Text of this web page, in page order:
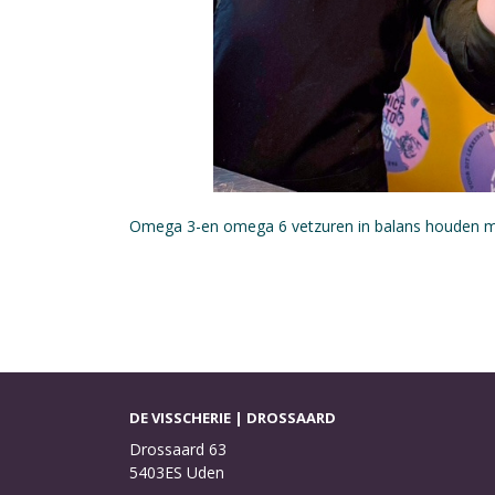
Omega 3-en omega 6 vetzuren in balans houden
DE VISSCHERIE | DROSSAARD
Drossaard 63
5403ES Uden